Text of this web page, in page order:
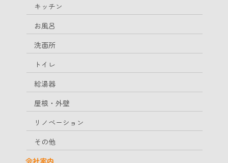
キッチン
お風呂
洗面所
トイレ
給湯器
屋根・外壁
リノベーション
その他
会社案内